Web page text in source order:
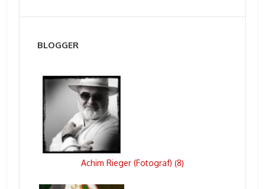
BLOGGER
Achim Rieger (Fotograf) (8)